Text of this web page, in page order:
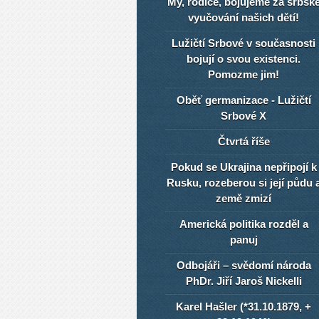
vyučování našich dětí!
Lužičtí Srbové v současnosti
bojují o svou existenci.
Pomozme jim!
Oběť germanizace - Lužičtí
Srbové X
Čtvrtá říše
Pokud se Ukrajina nepřipojí k
Rusku, rozeberou si její půdu
země zmizí
Americká politika rozděl a
panuj
Odbojáři – svědomí národa
PhDr. Jiří Jaroš Nickelli
Karel Hašler (*31.10.1879, +